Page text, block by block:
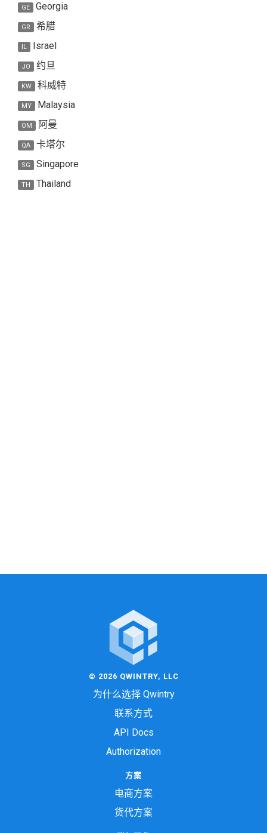
GE Georgia
GR 希腊
IL Israel
JO 约旦
KW 科威特
MY Malaysia
OM 阿曼
QA 卡塔尔
SG Singapore
TH Thailand
© 2026 QWINTRY, LLC
为什么选择 Qwintry
联系方式
API Docs
Authorization
方案
电商方案
货代方案